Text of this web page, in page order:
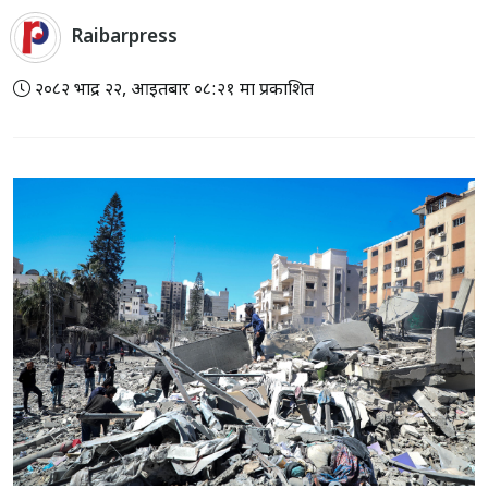
Raibarpress
२०८२ भाद्र २२, आइतबार ०८:२१ मा प्रकाशित